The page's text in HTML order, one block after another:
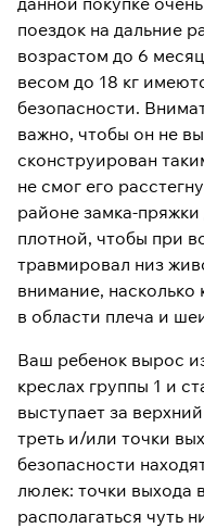
поездок на дальние
возрастом до 6
весом до 18 кг
безопасности.
важно, чтобы он не
сконструирован
не смог его
районе замка-
плотной, чтобы при
травмировал низ
внимание,
в области плеча и
Ваш ребенок вырос
креслах группы 1 и
выступает за
треть и/или точки
безопасности
люлек: точки выхода
располагаться чуть